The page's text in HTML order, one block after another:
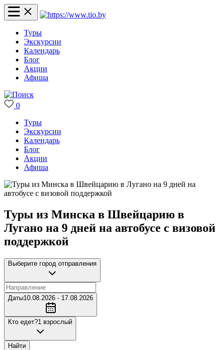
Туры
Экскурсии
Календарь
Блог
Акции
Афиша
0
Туры
Экскурсии
Календарь
Блог
Акции
Афиша
Туры из Минска в Швейцарию в
Лугано на 9 дней на автобусе с визовой
поддержкой
Выберите город отправления
Даты10.08.2026 - 17.08.2026
Кто едет?1 взрослый
Найти